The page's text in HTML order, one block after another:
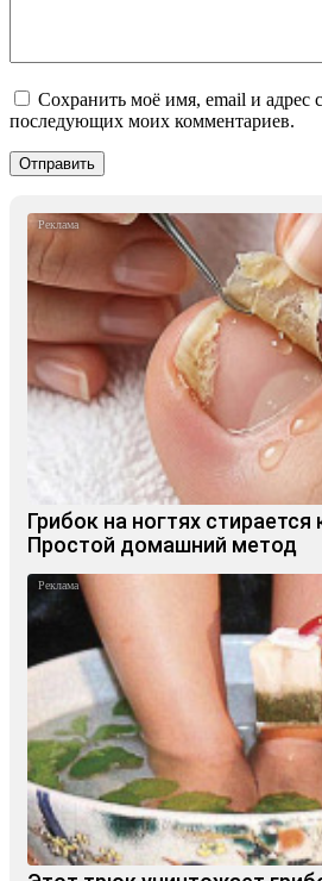
Сохранить моё имя, email и адрес
последующих моих комментариев.
Грибок на ногтях
Простой домашний метод